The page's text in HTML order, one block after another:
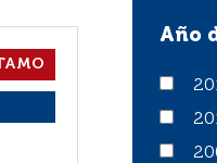
Año
2018
2015
2000